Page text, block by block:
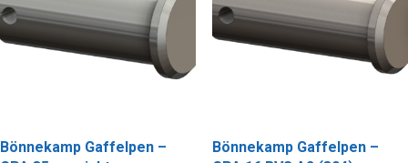
Bönnekamp Gaffelpen –
Bönnekamp Gaffelpen –